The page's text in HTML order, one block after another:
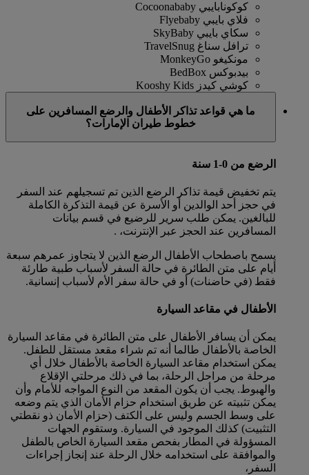
كوكونابايبي Cocoonababy
فلاي بايبي Flyebaby
سكاي بايبي SkyBaby
ترافل سناغ TravelSnug
مونكيغو MonkeyGo
بيدبوكس BedBox
كوشي كيدز Kooshy Kids
ما هي قواعد تذاكر الأطفال والرضع المسافرين على
خطوط طيران الإمارات؟
الرضع من 0-1 سنة
يتم تخفيض قيمة تذاكر الرضع الذين تم تسجيلهم عند السفر
في حجز أحد الوالدين أو الأسرة عن قيمة التذكرة الكاملة
للبالغين. يمكن طلب سرير للرضيع في قسم بيانات
المسافرين عند الحجز عبر الإنترنت، .
يسمح باصطحاب الأطفال الرضع الذين لا يتجاوز عمرهم سبعة
أيام على متن الطائرة في حالة السفر لأسباب طبية طارئة
فقط (في حاضنات) أو في حالة سفر الأم لأسباب إنسانية.
الأطفال في مقاعد السيارة
يمكن أن يسافر الأطفال على متن الطائرة في مقاعد السيارة
الخاصة بالأطفال طالما أنه تم شراء مقعد مستقل للطفل.
يمكن استخدام مقاعد السيارة الخاصة بالأطفال خلال أي
مرحلة من مراحل الرحلة، بما في ذلك مرحلتي الإقلاع
والهبوط. يجب أن يكون المقعد من النوع المواجه للأمام وأن
يمكن تثبيته عن طريق استخدام حزام الأمان الذي يتم وضعه
على وسط الجسم وليس على الكتف (حزام الأمان ذو نقطتي
التثبيت) كذلك الموجود في السيارة. وستقوم الجهات
المسؤولة في المطار بفحص مقعد السيارة الخاص بالطفل
والموافقة على استخدامه خلال الرحلة عند إنجاز إجراءات
السفر،